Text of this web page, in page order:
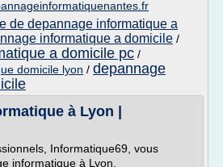
de depannage informatique a
informatique a domicile /
a domicile pc /
domicile lyon / depannage
à Lyon |
Informatique69, vous
informatique à Lyon.